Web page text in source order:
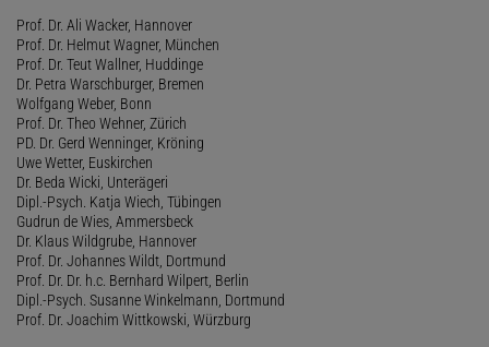
Prof. Dr. Ali Wacker, Hannover
Prof. Dr. Helmut Wagner, München
Prof. Dr. Teut Wallner, Huddinge
Dr. Petra Warschburger, Bremen
Wolfgang Weber, Bonn
Prof. Dr. Theo Wehner, Zürich
PD. Dr. Gerd Wenninger, Kröning
Uwe Wetter, Euskirchen
Dr. Beda Wicki, Unterägeri
Dipl.-Psych. Katja Wiech, Tübingen
Gudrun de Wies, Ammersbeck
Dr. Klaus Wildgrube, Hannover
Prof. Dr. Johannes Wildt, Dortmund
Prof. Dr. Dr. h.c. Bernhard Wilpert, Berlin
Dipl.-Psych. Susanne Winkelmann, Dortmund
Prof. Dr. Joachim Wittkowski, Würzburg